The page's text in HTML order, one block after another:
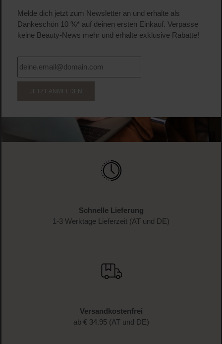
Melde dich jetzt zum Newsletter an und erhalte als
Dankeschön 10 %* auf deinen ersten Einkauf. Verpasse
keine Beauty-News mehr und erhalte exklusive Rabatte!
JETZT ANMELDEN
Schnelle Lieferung
1-3 Werktage Lieferzeit (AT und DE)
Versandkostenfrei
ab € 34.95 (AT und DE)